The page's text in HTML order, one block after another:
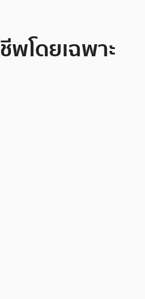
พโดยเฉพาะ